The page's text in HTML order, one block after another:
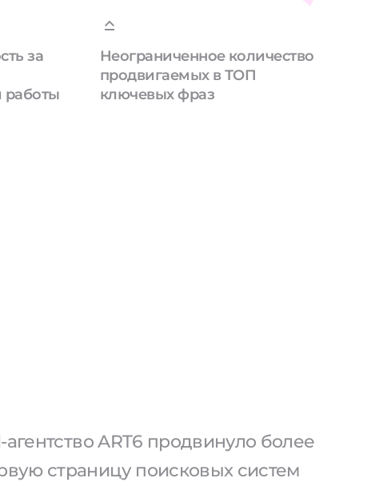
за
работы
Неограниченное количество
продвигаемых в ТОП
ключевых фраз
агентство ART6 продвинуло более
страницу поисковых систем